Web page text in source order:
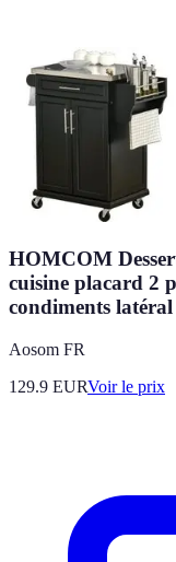
HOMCOM
cuisine placard 2
condiments latéral
Aosom FR
129.9 EURVoir le prix